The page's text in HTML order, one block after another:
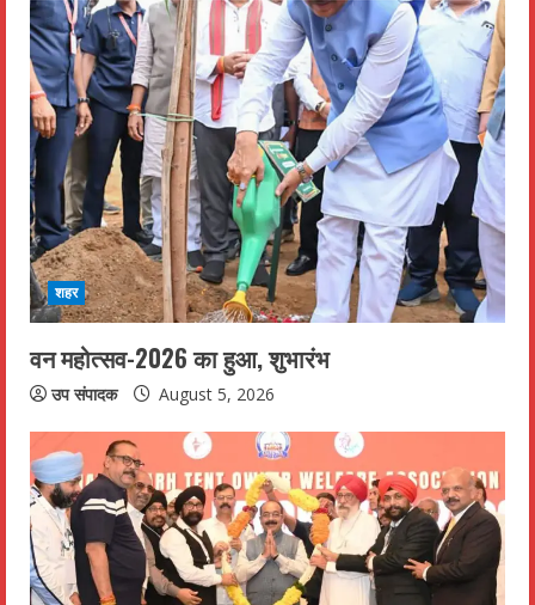
शहर
वन महोत्सव-2026 का हुआ, शुभारंभ
उप संपादक August 5, 2026